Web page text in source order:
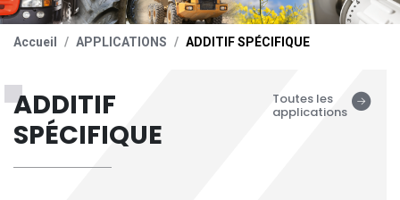
Accueil APPLICATIONS ADDITIF SPÉCIFIQUE
ADDITIF
SPÉCIFIQUE
Toutes les
applications